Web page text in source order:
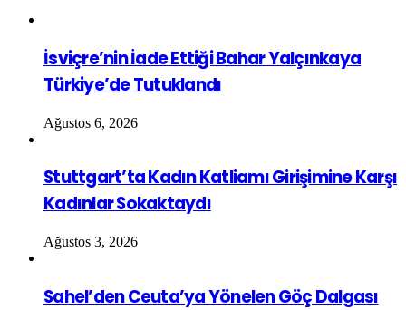
İsviçre’nin İade Ettiği Bahar Yalçınkaya
Türkiye’de Tutuklandı
Ağustos 6, 2026
Stuttgart’ta Kadın Katliamı Girişimine Karşı
Kadınlar Sokaktaydı
Ağustos 3, 2026
Sahel’den Ceuta’ya Yönelen Göç Dalgası